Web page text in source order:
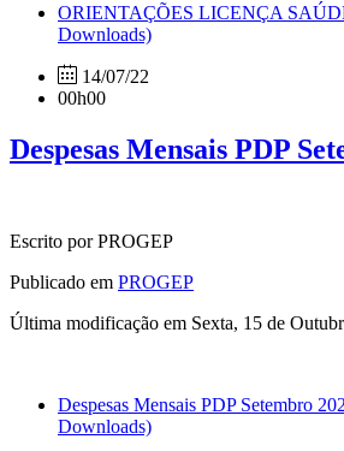
ORIENTAÇÕES LICENÇA
Downloads)
14/07/22
00h00
Despesas Mensais PDP
Escrito por PROGEP
Publicado em PROGEP
Última modificação em Sexta, 15 de
Despesas Mensais PDP Setembro
Downloads)